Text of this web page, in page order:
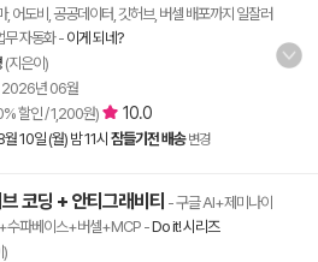
, 어도비, 공공데이터, 깃허브, 버셀 배포까지 일잘러
무 자동화- 이게 되네?
(지은이)
2026년 06월
할인 / 1,200원) 10.0
월 10일 (월) 밤 11시 잠들기전 배송 변경
코딩 + 안티그래비티 - 구글 AI+제미나이
수파베이스+버셀+MCP -Do it! 시리즈
)